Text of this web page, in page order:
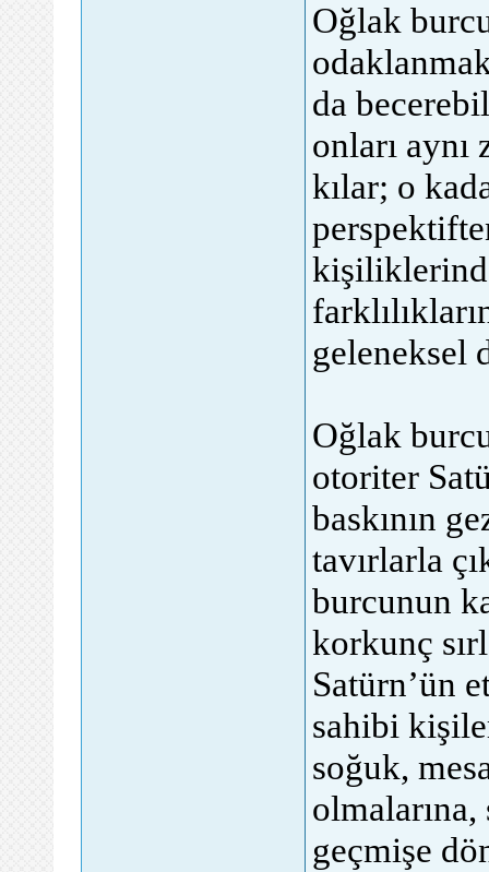
Oğlak
da
onları aynı
kılar; o
geleneksel
Oğlak
otoriter
baskının
tavırlarla
burcunun
korkunç
Satürn’ün
sahibi
soğuk,
geçmişe